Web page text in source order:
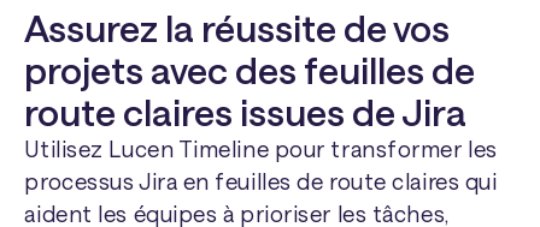
Assurez la réussite de vos
projets avec des feuilles de
route claires issues de Jira
Utilisez Lucen Timeline pour transformer les
processus Jira en feuilles de route claires qui
aident les équipes à prioriser les tâches,